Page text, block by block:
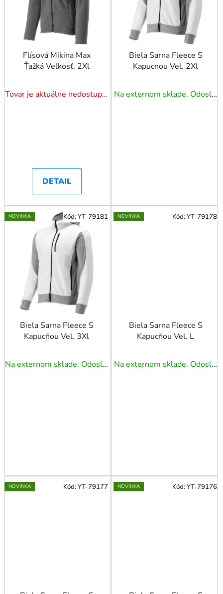
o
Flísová Mikina Max
Ťažká Veľkosť. 2Xl
Tovar je aktuálne nedostupný. Dotazuj dostupnosť.
DETAIL
Biela Sarna Fleece S
Kapucnou Vel. 2Xl
Na externom sklade. Odoslanie 5 - 7 prac. dní.
NOVINKA
Biela Sarna Fleece S
Kapucňou Vel. 3Xl
Na externom sklade. Odoslanie 5 - 7 prac. dní.
Kód:YT-79181 NOVINKA
Biela Sarna Fleece S
Kapucňou Vel. L
Na externom sklade. Odoslanie 5 - 7 prac. dní.
Kód:YT-79178
NOVINKA Kód:YT-79177 NOVINKA Kód:YT-79176